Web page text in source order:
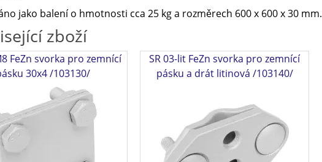
jako balení o ​hmotnosti cca 25 kg a ​rozměrech 600 x 600 x 30 mm.
zboží
FeZn svorka pro zemnící
30x4 /103130/
SR 03-lit FeZn svorka pro zemnící
pásku a drát litinová /103140/